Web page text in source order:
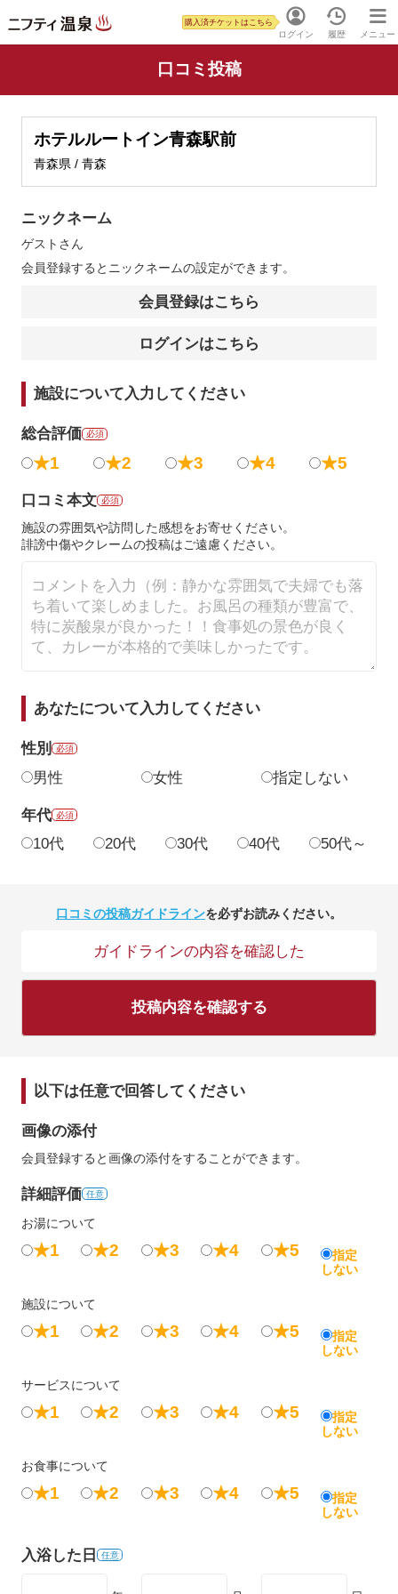
ログイン
購入済チケットはこちら
履歴 メニュー
口コミ投稿
ホテルルートイン青森駅前
青森県 / 青森
ニックネーム
ゲスト さん
会員登録するとニックネームの設定ができます。
会員登録はこちら
ログインはこちら
施設について入力してください
総合評価 必須
★1 ★2 ★3 ★4 ★5
口コミ本文 必須
施設の雰囲気や訪問した感想をお寄せください。
誹謗中傷やクレームの投稿はご遠慮ください。
あなたについて入力してください
性別 必須
男性 女性 指定しない
年代 必須
10代 20代 30代 40代 50代～
口コミの投稿ガイドラインを必ずお読みください。
ガイドラインの内容を確認した
投稿内容を確認する
以下は任意で回答してください
画像の添付
会員登録すると画像の添付をすることができます。
詳細評価 任意
お湯について
★1 ★2 ★3 ★4 ★5
指定
しない
施設について
★1 ★2 ★3 ★4 ★5
指定
しない
サービスについて
★1 ★2 ★3 ★4 ★5
指定
しない
お食事について
★1 ★2 ★3 ★4 ★5
指定
しない
入浴した日 任意